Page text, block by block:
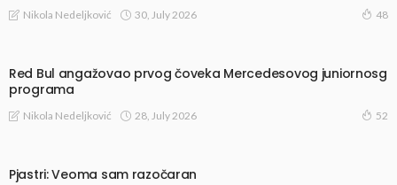
Nikola Nedeljković 30, July 2026 48
Red Bul angažovao prvog čoveka Mercedesovog juniornosg
programa
Nikola Nedeljković 28, July 2026 52
Pjastri: Veoma sam razočaran